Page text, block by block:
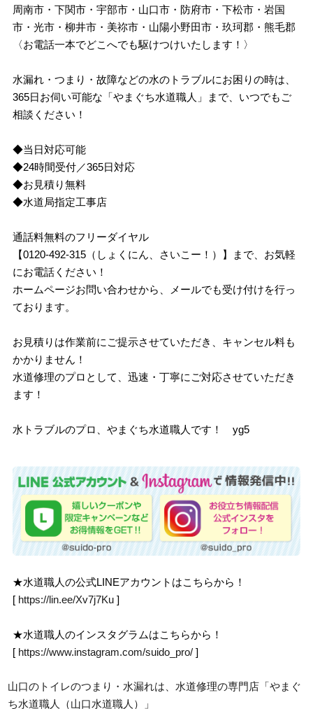
周南市・下関市・宇部市・山口市・防府市・下松市・岩国
市・光市・柳井市・美祢市・山陽小野田市・玖珂郡・熊毛郡
〈お電話一本でどこへでも駆けつけいたします！〉
水漏れ・つまり・故障などの水のトラブルにお困りの時は、
365日お伺い可能な「やまぐち水道職人」まで、いつでもご
相談ください！
◆当日対応可能
◆24時間受付／365日対応
◆お見積り無料
◆水道局指定工事店
通話料無料のフリーダイヤル
【0120-492-315（しょくにん、さいこー！）】まで、お気軽
にお電話ください！
ホームページお問い合わせから、メールでも受け付けを行っ
ております。
お見積りは作業前にご提示させていただき、キャンセル料も
かかりません！
水道修理のプロとして、迅速・丁寧にご対応させていただき
ます！
水トラブルのプロ、やまぐち水道職人です！ yg5
★水道職人の公式LINEアカウントはこちらから！
[ https://lin.ee/Xv7j7Ku ]
★水道職人のインスタグラムはこちらから！
[ https://www.instagram.com/suido_pro/ ]
山口のトイレのつまり・水漏れは、水道修理の専門店「やまぐ
ち水道職人（山口水道職人）」